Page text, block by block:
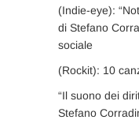
(Indie-eye):
di Stefano
sociale
(Rockit): 10
“Il suono dei
Stefano